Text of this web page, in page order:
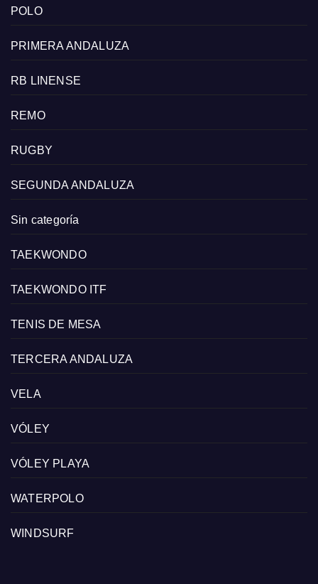
POLO
PRIMERA ANDALUZA
RB LINENSE
REMO
RUGBY
SEGUNDA ANDALUZA
Sin categoría
TAEKWONDO
TAEKWONDO ITF
TENIS DE MESA
TERCERA ANDALUZA
VELA
VÓLEY
VÓLEY PLAYA
WATERPOLO
WINDSURF